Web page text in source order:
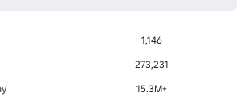
1,146
273,231
15.3M+